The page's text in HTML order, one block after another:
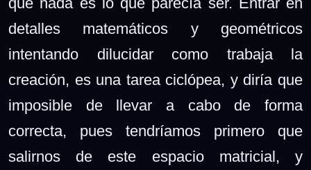
detalles matemáticos y geométricos
intentando dilucidar como trabaja la
creación, es una tarea ciclópea, y diría que
imposible de llevar a cabo de forma
correcta, pues tendríamos primero que
salirnos de este espacio matricial, y